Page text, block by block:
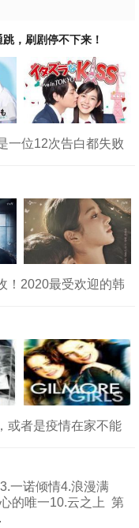
，刷剧停不下来！
一位12次告白都失败
枫珠饰），当橘濑
。濑户花从小到大告
然是自己哥哥（片寄
有血缘关系，心生动
直默默守候在妹妹身
傻白“勇...
！2020最受欢迎的韩
》5.《哲任王后》6.
传》9.《惊奇的传
降临》由文佳煐、车
文佳煐）为主线，她
妆技术后，将自己变
...
或者是疫情在家不能
合女生看的十部美
角，或由女性角色组
老友记》是一部由
美国情景喜剧，于
播出，共十季。《老
一诺倾情4.浪漫满
的唯一10.云之上 第